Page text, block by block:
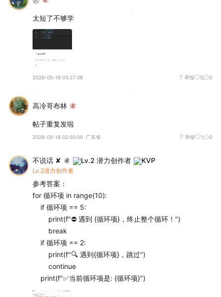
太短了不够学
2026-05-19 03:27:08 举报 0 0
高冷哥布林
帖子重复发啦
2026-05-18 02:50:00 广东省 举报 1 0
不说话 ✘
Lv.2潜力创作者
参考答案：
for 循环项 in range(10):
    print(f"✅当前循环项是: {循环项}")